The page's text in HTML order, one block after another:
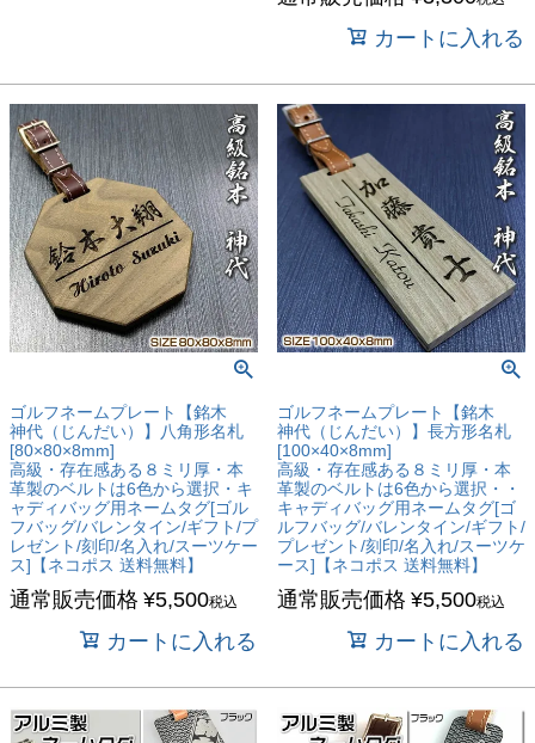
カートに入れる
ゴルフネームプレート【銘木
神代（じんだい）】八角形名札
[80×80×8mm]
高級・存在感ある８ミリ厚・本
革製のベルトは6色から選択・キ
ャディバッグ用ネームタグ[ゴル
フバッグ/バレンタイン/ギフト/プ
レゼント/刻印/名入れ/スーツケー
ス]【ネコポス 送料無料】
通常販売価格 ¥5,500税込
カートに入れる
ゴルフネームプレート【銘木
神代（じんだい）】長方形名札
[100×40×8mm]
高級・存在感ある８ミリ厚・本
革製のベルトは6色から選択・・
キャディバッグ用ネームタグ[ゴ
ルフバッグ/バレンタイン/ギフト/
プレゼント/刻印/名入れ/スーツケ
ース]【ネコポス 送料無料】
通常販売価格 ¥5,500税込
カートに入れる